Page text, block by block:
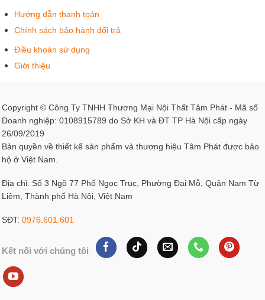
Hướng dẫn thanh toán
Chính sách bảo hành đổi trả
Điều khoản sử dụng
Giới thiệu
Copyright © Công Ty TNHH Thương Mại Nội Thất Tâm Phát - Mã số
Doanh nghiệp: 0108915789 do Sở KH và ĐT TP Hà Nội cấp ngày
26/09/2019
Bản quyền về thiết kế sản phẩm và thương hiệu Tâm Phát được bảo
hộ ở Việt Nam.
Địa chỉ: Số 3 Ngõ 77 Phố Ngọc Trục, Phường Đại Mỗ, Quận Nam Từ
Liêm, Thành phố Hà Nội, Việt Nam
SĐT: 0976.601.601
Kết nối với chúng tôi